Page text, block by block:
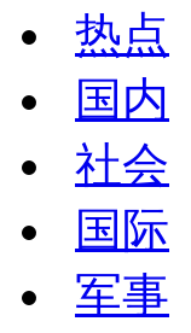
热点
国内
社会
国际
军事